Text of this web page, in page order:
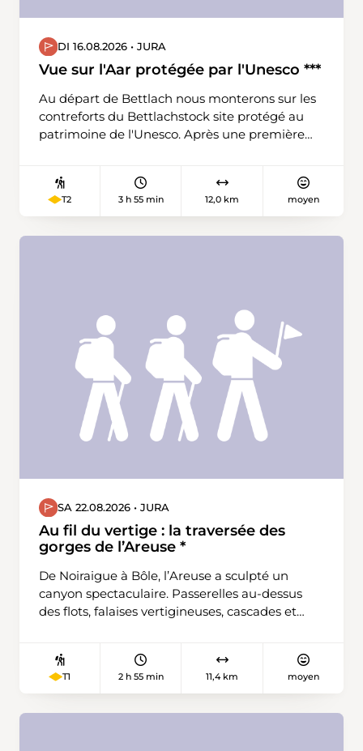
DI 16.08.2026 • JURA
Vue sur l'Aar protégée par l'Unesco ***
Au départ de Bettlach nous monterons sur les
contreforts du Bettlachstock site protégé au
patrimoine de l'Unesco. Après une première
d'entrer dans la forêt du Bettlachstock et nous
redescendrons par la gorge de la Brügglibach
T2 3 h 55 min 12,0 km moyen
SA 22.08.2026 • JURA
Au fil du vertige : la traversée des
gorges de l’Areuse *
De Noiraigue à Bôle, l’Areuse a sculpté un
canyon spectaculaire. Passerelles au-dessus
des flots, falaises vertigineuses, cascades et
de 11 km qui offre l’un des plus beaux
spectacles naturels de Suisse romande.
T1 2 h 55 min 11,4 km moyen